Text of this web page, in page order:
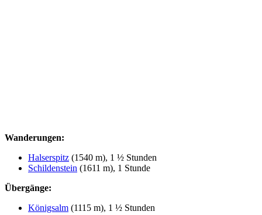
Wanderungen:
Halserspitz (1540 m), 1 ½ Stunden
Schildenstein (1611 m), 1 Stunde
Übergänge:
Königsalm (1115 m), 1 ½ Stunden